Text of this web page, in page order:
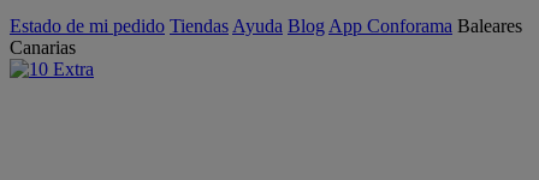
Estado de mi pedido Tiendas Ayuda Blog App Conforama Baleares
Canarias